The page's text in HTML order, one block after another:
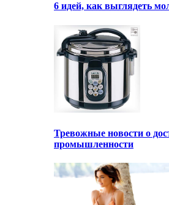
6 идей, как выглядеть
Тревожные новости о
промышленности